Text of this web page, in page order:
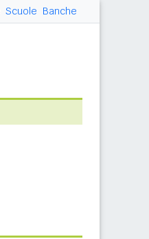
Scuole Banche